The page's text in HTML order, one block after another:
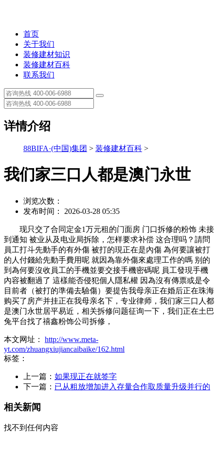
首页
关于我们
装修建材知识
装修建材百科
联系我们
详情介绍
88BIFA·(中国)集团 > 装修建材百科 >
我们家三口人都是澳门永世
浏览次数：
发布时间： 2026-03-28 05:35
现只交了合同定金1万元租的门面房 门口拆修的粉饰 未接
到通知 被业从及电业局拆除，怎样要求补偿 这合理吗？請問
員工打斗先動手的有外傷 被打的現正在是內傷 為何要讓被打
的人付錢給先動手費用呢 就因為靠外傷來處理工作的嗎 别的
到為何要沒收員工的手機並要交接手機密碼呢 員工發現手機
內容被翻過了 這樣能否侵犯個人隱私權 因為沒有傳票或是令
目前者（被打的準備去驗傷）要提告我母亲正在婚后正在珠海
购买了房产并挂正在我母亲名下，专业律师，我们家三口人都
是澳门永世居平易近，相关拆修问题征询一下，我们正在土巴
兔平台找了禧鑫粉饰公司拆修，
本文网址： http://www.meta-
yt.com/zhuangxiujiancaibaike/162.html
标签：
上一篇： 如果现正在就签字
下一篇： 已从粗放增加进入存量合作取质量升级并行的
相关新闻
找不到任何内容